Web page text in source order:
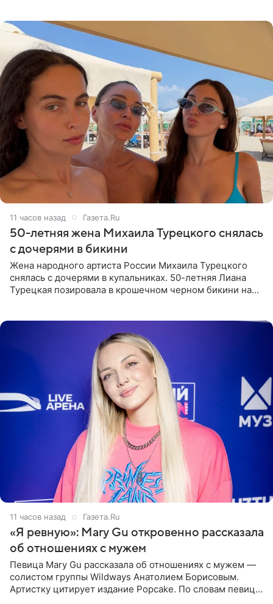
11 часов назад Газета.Ru
50-летняя жена Михаила Турецкого снялась
с дочерями в бикини
Жена народного артиста России Михаила Турецкого
снялась с дочерями в купальниках. 50-летняя Лиана
Турецкая позировала в крошечном черном бикини на
11 часов назад Газета.Ru
«Я ревную»: Mary Gu откровенно рассказала
об отношениях с мужем
Певица Mary Gu рассказала об отношениях с мужем —
солистом группы Wildways Анатолием Борисовым.
Артистку цитирует издание Popcake. По словам певицы,